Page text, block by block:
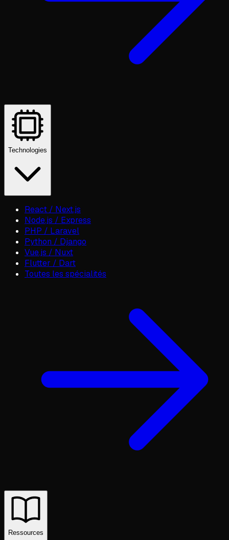
Technologies
React / Next.js
Node.js / Express
PHP / Laravel
Python / Django
Vue.js / Nuxt
Flutter / Dart
Toutes les spécialités
Ressources